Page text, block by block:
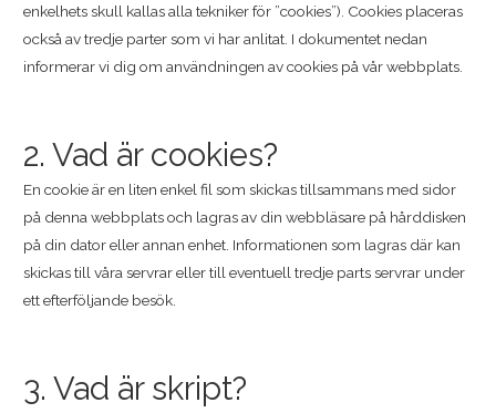
enkelhets skull kallas alla tekniker för ”cookies”). Cookies placeras
också av tredje parter som vi har anlitat. I dokumentet nedan
informerar vi dig om användningen av cookies på vår webbplats.
2. Vad är cookies?
En cookie är en liten enkel fil som skickas tillsammans med sidor
på denna webbplats och lagras av din webbläsare på hårddisken
på din dator eller annan enhet. Informationen som lagras där kan
skickas till våra servrar eller till eventuell tredje parts servrar under
ett efterföljande besök.
3. Vad är skript?